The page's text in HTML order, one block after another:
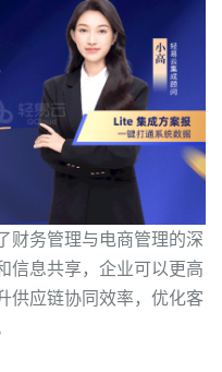
财务管理与电商管理的深
信息共享，企业可以更高
供应链协同效率，优化客